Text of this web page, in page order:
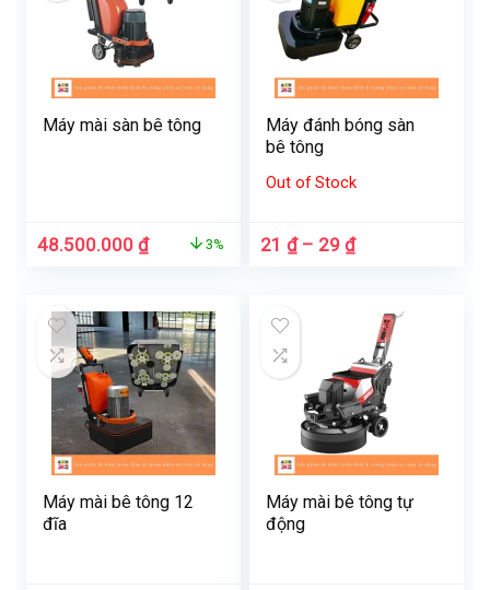
Máy mài sàn bê tông
Giá
50.000.000 ₫.
48.500.000₫Giá
là:
48.500.000 ₫.
3%
Máy đánh bóng sàn
bê tông
Out of Stock
21₫ – 29₫Khoảng
21 ₫
đến
29 ₫
Máy mài bê tông 12
đĩa
Máy mài bê tông tự
động